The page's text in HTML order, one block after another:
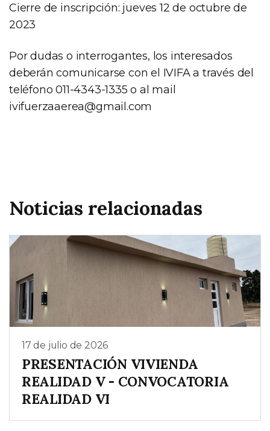
Cierre de inscripción: jueves 12 de octubre de
2023
Por dudas o interrogantes, los interesados
deberán comunicarse con el IVIFA a través del
teléfono 011-4343-1335 o al mail
ivifuerzaaerea@gmail.com
Noticias relacionadas
17 de julio de 2026
PRESENTACIÓN VIVIENDA
REALIDAD V - CONVOCATORIA
REALIDAD VI